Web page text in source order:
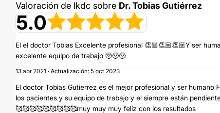
Valoración de lkdc sobre Dr. Tobias Gutiérrez
5.0
El el doctor Tobias Excelente profesional 👏🏼👏🏼👏🏼Y ser
excelente equipo de trabajo 🥺🥺🥺
13 abr 2021 · Actualización: 5 oct 2023
El doctor Tobias Gutierrez es el mejor profesional y ser
los pacientes y su equipo de trabajo y el siempre están
🥰🥰🥰🥰🥰🥰🥰🥰🥰muy muy muy feliz con los resultados